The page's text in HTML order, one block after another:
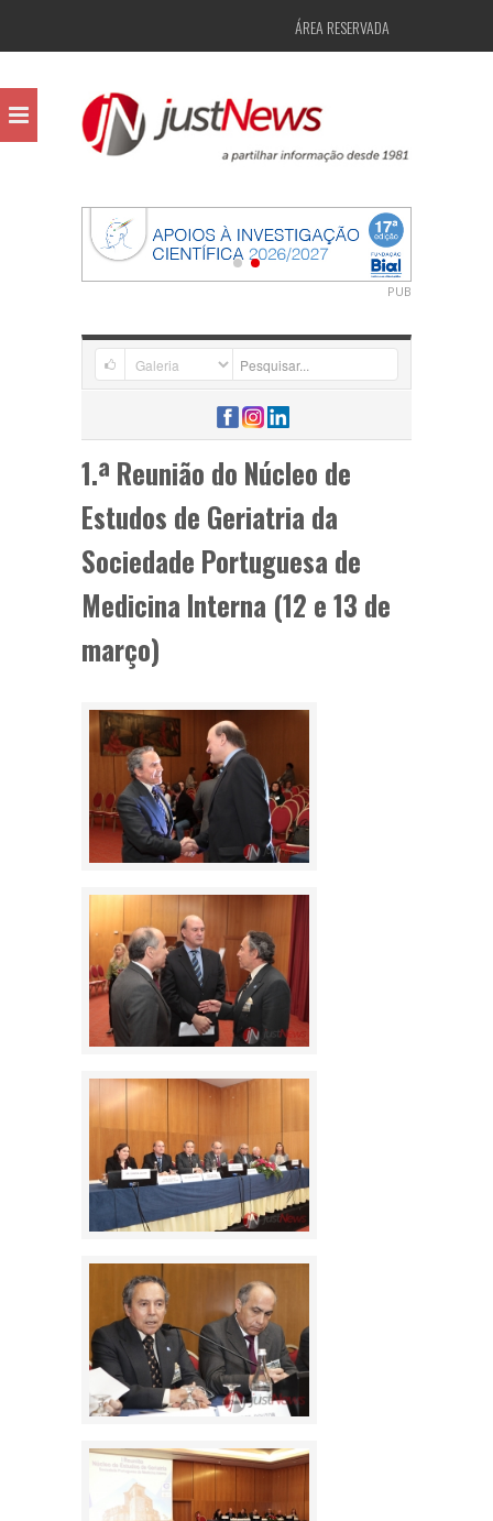
ÁREA RESERVADA
PUB
1.ª Reunião do Núcleo de
Estudos de Geriatria da
Sociedade Portuguesa de
Medicina Interna (12 e 13 de
março)